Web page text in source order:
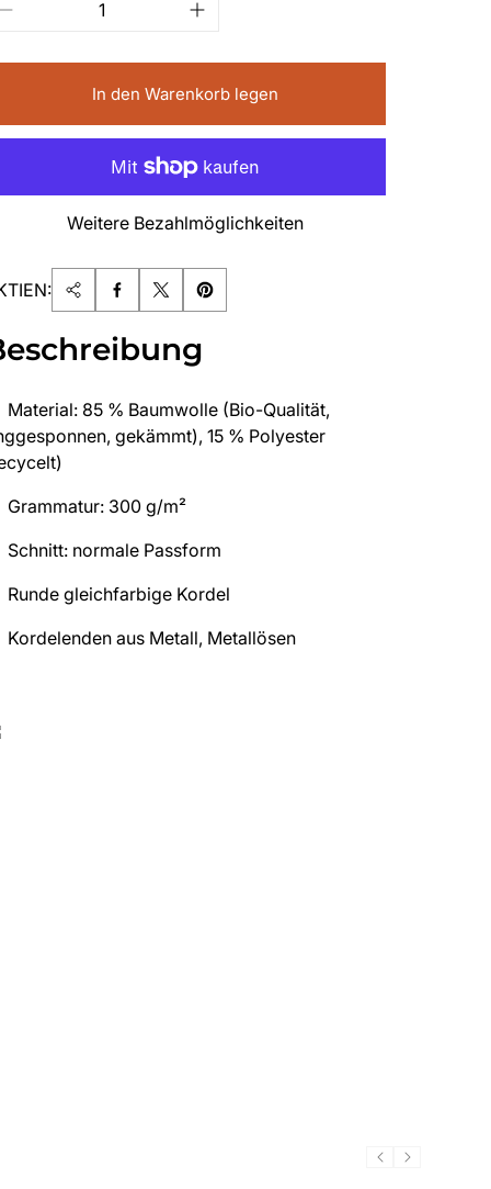
In den Warenkorb legen
Weitere Bezahlmöglichkeiten
Material: 85 % Baumwolle (Bio-Qualität,
gekämmt), 15 % Polyester
Grammatur: 300 g/m²
Schnitt: normale Passform
Runde gleichfarbige Kordel
Kordelenden aus Metall, Metallösen